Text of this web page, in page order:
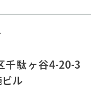
千駄ヶ谷4-20-3
ル